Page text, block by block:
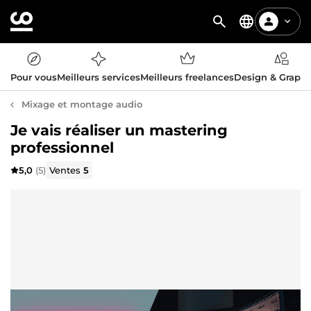
Pour vousMeilleurs servicesMeilleurs freelancesDesign &
Mixage et montage audio
Je vais réaliser un mastering
professionnel
5,0 (5) Ventes5